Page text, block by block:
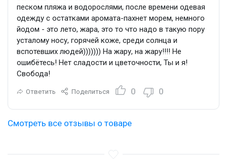
песком пляжа и водорослями, после времени одевая
одежду с остатками аромата-пахнет морем, немного
йодом - это лето, жара, это то что надо в такую пору
усталому носу, горячей коже, среди солнца и
вспотевших людей))))))) На жару, на жару!!!! Не
ошибётесь! Нет сладости и цветочности, Ты и я!
Свобода!
Ответить Поделиться 0 0
Смотреть все отзывы о товаре